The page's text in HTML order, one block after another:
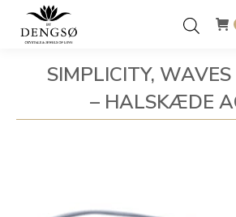
SIMPLICITY,
– HALSKÆDE
You are